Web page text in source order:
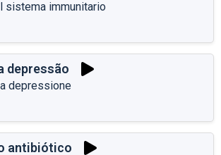
sistema immunitario
depressão
depressione
antibiótico